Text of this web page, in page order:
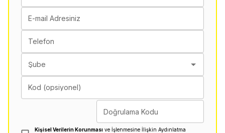
E-mail Adresiniz
Telefon
Şube
Kod (opsiyonel)
Doğrulama Kodu
Kişisel Verilerin Korunması ve İşlenmesine İlişkin Aydınlatma